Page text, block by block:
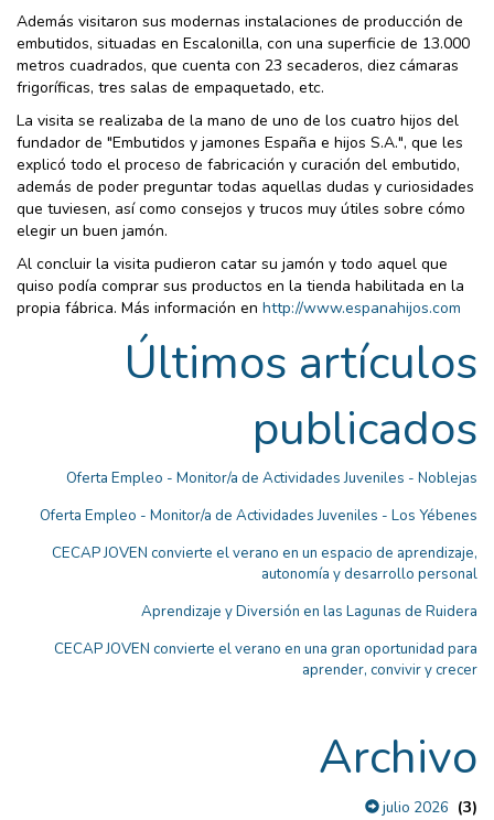
Además visitaron sus modernas instalaciones de producción de
embutidos, situadas en Escalonilla, con una superficie de 13.000
metros cuadrados, que cuenta con 23 secaderos, diez cámaras
frigoríficas, tres salas de empaquetado, etc.
La visita se realizaba de la mano de uno de los cuatro hijos del
fundador de "Embutidos y jamones España e hijos S.A.", que les
explicó todo el proceso de fabricación y curación del embutido,
además de poder preguntar todas aquellas dudas y curiosidades
que tuviesen, así como consejos y trucos muy útiles sobre cómo
elegir un buen jamón.
Al concluir la visita pudieron catar su jamón y todo aquel que
quiso podía comprar sus productos en la tienda habilitada en la
propia fábrica. Más información en http://www.espanahijos.com
Últimos artículos
publicados
Oferta Empleo - Monitor/a de Actividades Juveniles - Noblejas
Oferta Empleo - Monitor/a de Actividades Juveniles - Los Yébenes
CECAP JOVEN convierte el verano en un espacio de aprendizaje,
autonomía y desarrollo personal
Aprendizaje y Diversión en las Lagunas de Ruidera
CECAP JOVEN convierte el verano en una gran oportunidad para
aprender, convivir y crecer
Archivo
julio 2026 (3)